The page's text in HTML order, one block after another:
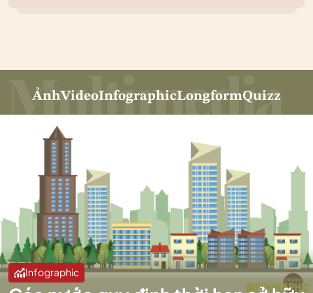
ẢnhVideoInfographicLongformQuizz
Infographic